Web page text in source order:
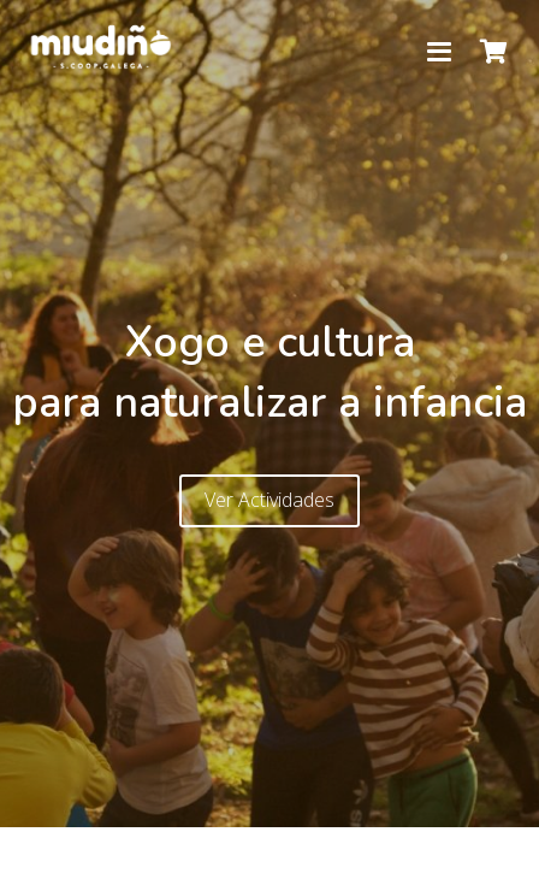
Xogo e cultura
para naturalizar a infancia
Ver Actividades